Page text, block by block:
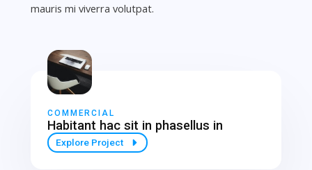
mauris mi viverra volutpat.
COMMERCIAL
Habitant hac sit in phasellus in
Explore Project